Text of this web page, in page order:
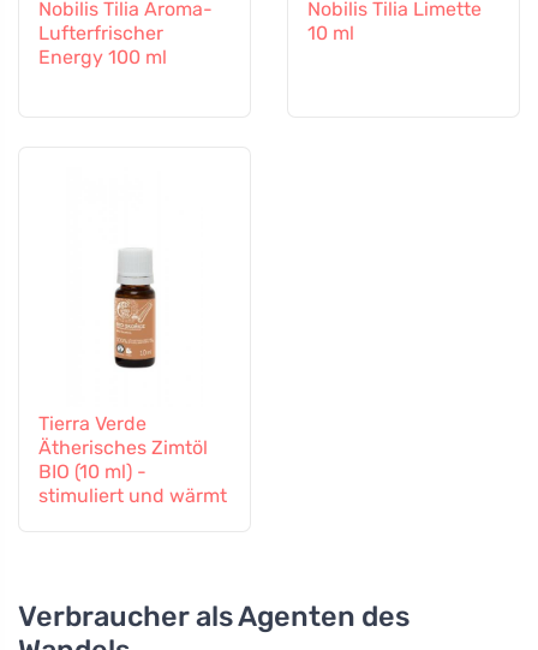
Nobilis Tilia Aroma-
Lufterfrischer
Energy 100 ml
Nobilis Tilia Limette
10 ml
Tierra Verde
Ätherisches Zimtöl
BIO (10 ml) -
stimuliert und wärmt
Verbraucher als Agenten des